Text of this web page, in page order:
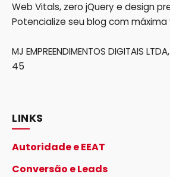
Web Vitals, zero jQuery e design
Potencialize seu blog com
MJ EMPREENDIMENTOS DIGITAIS
45
LINKS
Autoridade e EEAT
Conversão e Leads